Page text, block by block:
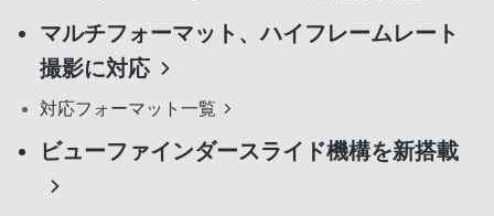
マルチフォーマット、ハイフレームレート
撮影に対応
対応フォーマット一覧
ビューファインダースライド機構を新搭載